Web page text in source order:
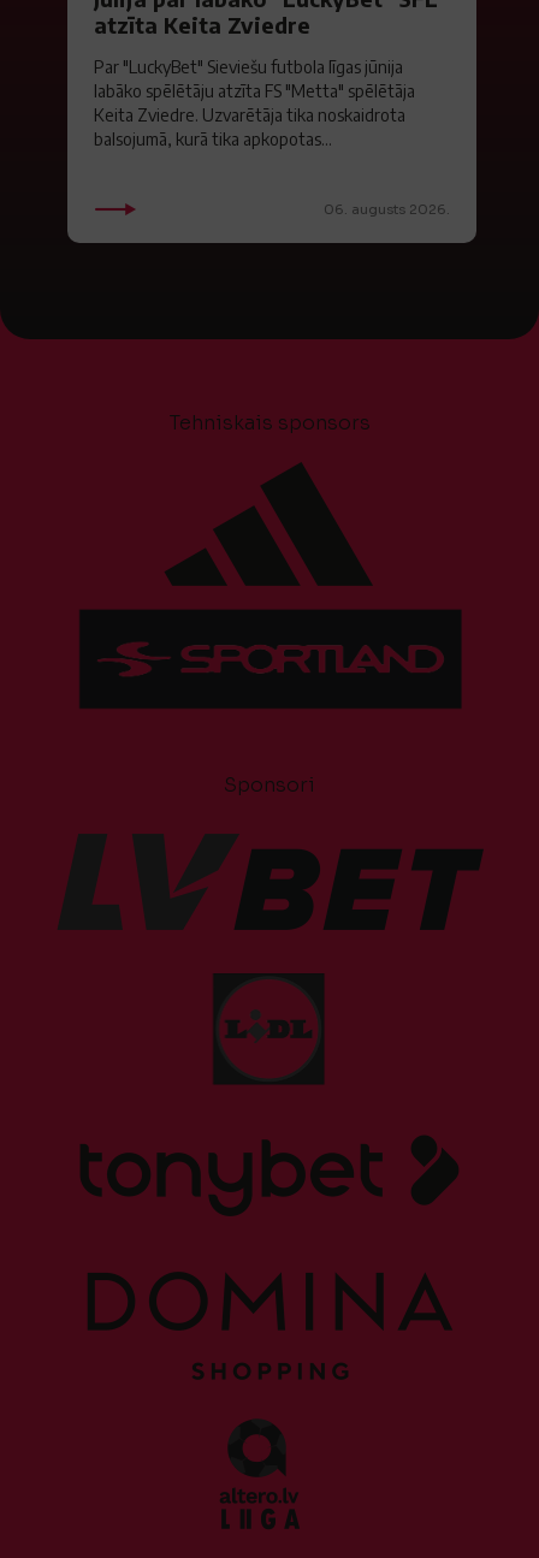
atzīta Keita Zviedre
Par "LuckyBet" Sieviešu futbola līgas jūnija
labāko spēlētāju atzīta FS "Metta" spēlētāja
Keita Zviedre. Uzvarētāja tika noskaidrota
balsojumā, kurā tika apkopotas...
06. augusts 2026.
Tehniskais sponsors
Sponsori